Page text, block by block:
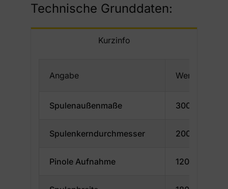
Technische Grunddaten:
Kurzinfo
Angabe Wert
Spulenaußenmaße 3000 – 5000
Spulenkerndurchmesser 2000 – 4600
Pinole Aufnahme 120